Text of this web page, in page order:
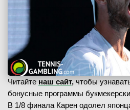
Читайтенаш сайт,чтобы
бонусные программы
В 1/8 финала Карен одолел